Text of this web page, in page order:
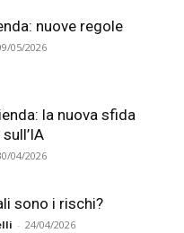
nuove regole
05/2026
la nuova sfida
04/2026
sono i rischi?
- 24/04/2026